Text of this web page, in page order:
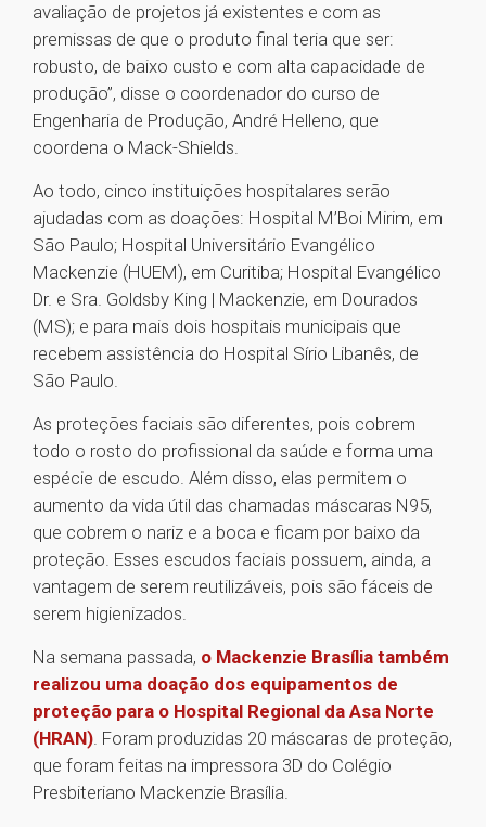
avaliação de projetos já existentes e com as
premissas de que o produto final teria que ser:
robusto, de baixo custo e com alta capacidade de
produção”, disse o coordenador do curso de
Engenharia de Produção, André Helleno, que
coordena o Mack-Shields.
Ao todo, cinco instituições hospitalares serão
ajudadas com as doações: Hospital M’Boi Mirim, em
São Paulo; Hospital Universitário Evangélico
Mackenzie (HUEM), em Curitiba; Hospital Evangélico
Dr. e Sra. Goldsby King | Mackenzie, em Dourados
(MS); e para mais dois hospitais municipais que
recebem assistência do Hospital Sírio Libanês, de
São Paulo.
As proteções faciais são diferentes, pois cobrem
todo o rosto do profissional da saúde e forma uma
espécie de escudo. Além disso, elas permitem o
aumento da vida útil das chamadas máscaras N95,
que cobrem o nariz e a boca e ficam por baixo da
proteção. Esses escudos faciais possuem, ainda, a
vantagem de serem reutilizáveis, pois são fáceis de
serem higienizados.
Na semana passada, o Mackenzie Brasília também
realizou uma doação dos equipamentos de
proteção para o Hospital Regional da Asa Norte
(HRAN). Foram produzidas 20 máscaras de proteção,
que foram feitas na impressora 3D do Colégio
Presbiteriano Mackenzie Brasília.